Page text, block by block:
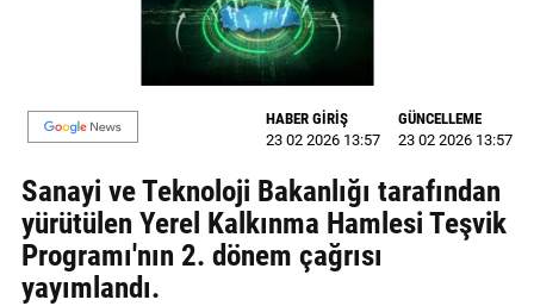
VİDEO
YAZARLAR
BİZE
ULAŞIN
HABER GİRİŞ
23 02 2026 13:57
GÜNCELLEME
23 02 2026 13:57
Sanayi ve Teknoloji Bakanlığı tarafından
yürütülen Yerel Kalkınma Hamlesi Teşvik
Programı'nın 2. dönem çağrısı
yayımlandı.